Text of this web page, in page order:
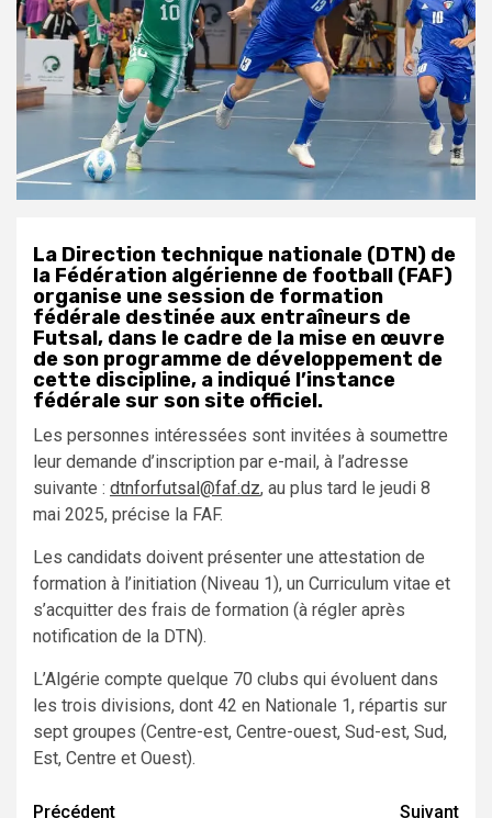
La Direction technique nationale (DTN) de
la Fédération algérienne de football (FAF)
organise une session de formation
fédérale destinée aux entraîneurs de
Futsal, dans le cadre de la mise en œuvre
de son programme de développement de
cette discipline, a indiqué l’instance
fédérale sur son site officiel.
Les personnes intéressées sont invitées à soumettre
leur demande d’inscription par e-mail, à l’adresse
suivante : dtnforfutsal@faf.dz, au plus tard le jeudi 8
mai 2025, précise la FAF.
Les candidats doivent présenter une attestation de
formation à l’initiation (Niveau 1), un Curriculum vitae et
s’acquitter des frais de formation (à régler après
notification de la DTN).
L’Algérie compte quelque 70 clubs qui évoluent dans
les trois divisions, dont 42 en Nationale 1, répartis sur
sept groupes (Centre-est, Centre-ouest, Sud-est, Sud,
Est, Centre et Ouest).
Précédent
Suivant